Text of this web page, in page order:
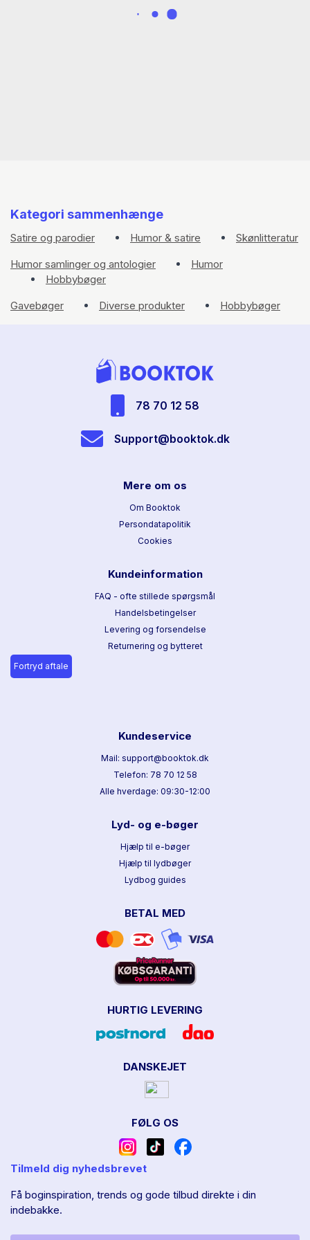
Kategori sammenhænge
Satire og parodier Humor & satire
Skønlitteratur
Humor samlinger og antologier
Humor
Hobbybøger
Gavebøger
Diverse produkter Hobbybøger
78 70 12 58
Support@booktok.dk
Mere om os
Om Booktok
Persondatapolitik
Cookies
Kundeinformation
FAQ - ofte stillede spørgsmål
Handelsbetingelser
Levering og forsendelse
Returnering og bytteret
Fortryd aftale
Kundeservice
Mail: support@booktok.dk
Telefon: 78 70 12 58
Alle hverdage: 09:30-12:00
Lyd- og e-bøger
Hjælp til e-bøger
Hjælp til lydbøger
Lydbog guides
BETAL MED
HURTIG LEVERING
DANSKEJET
FØLG OS
Tilmeld dig nyhedsbrevet
Få boginspiration, trends og gode tilbud direkte i din
indebakke.